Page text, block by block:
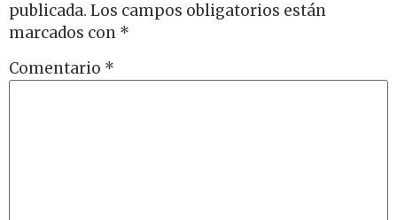
publicada. Los campos obligatorios están
marcados con *
Comentario *